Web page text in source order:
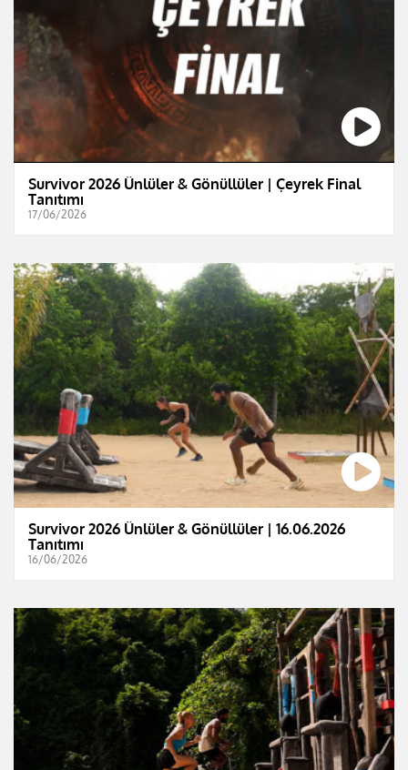
Survivor 2026 Ünlüler & Gönüllüler | Çeyrek Final
Tanıtımı
17/06/2026
Survivor 2026 Ünlüler & Gönüllüler | 16.06.2026
Tanıtımı
16/06/2026